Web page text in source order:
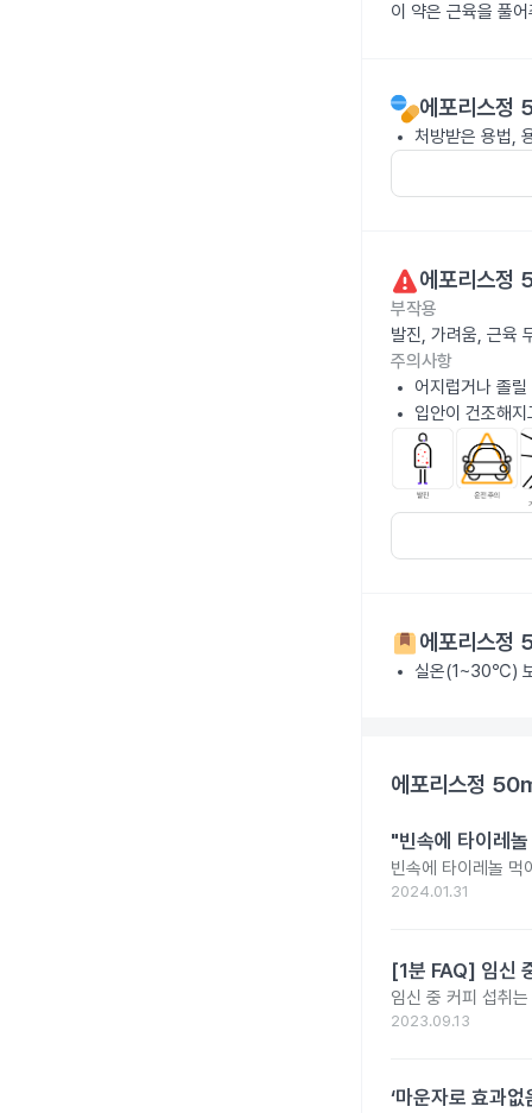
이 약은 근육을 풀
에포리스정
처방받은 용법,
에포리스정
부작용
발진, 가려움, 근육
주의사항
어지럽거나 졸
입안이 건조해
에포리스정
실온(1~30℃)
에포리스정
"빈속에 타이레
빈속에 타이레놀 먹
2024.01.31
[1분 FAQ] 임신
임신 중 커피 섭취
2023.09.13
‘마운자로 효과